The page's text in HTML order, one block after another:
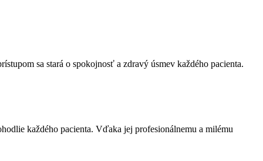
sa stará o spokojnosť a zdravý úsmev každého pacienta.
každého pacienta. Vďaka jej profesionálnemu a milému